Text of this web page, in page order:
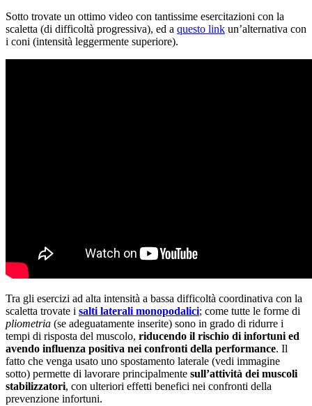
Sotto trovate un ottimo video con tantissime esercitazioni con la
scaletta (di difficoltà progressiva), ed a questo link un’alternativa con
i coni (intensità leggermente superiore).
Tra gli esercizi ad alta intensità a bassa difficoltà coordinativa con la
scaletta trovate i salti laterali monopodalici; come tutte le forme di
pliometria (se adeguatamente inserite) sono in grado di ridurre i
tempi di risposta del muscolo, riducendo il rischio di infortuni ed
avendo influenza positiva nei confronti della performance. Il
fatto che venga usato uno spostamento laterale (vedi immagine
sotto) permette di lavorare principalmente sull’attività dei muscoli
stabilizzatori, con ulteriori effetti benefici nei confronti della
prevenzione infortuni.